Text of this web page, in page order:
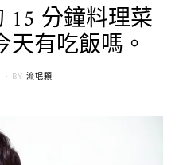
15 分鐘料理菜
有吃飯嗎。
BY 流氓顆